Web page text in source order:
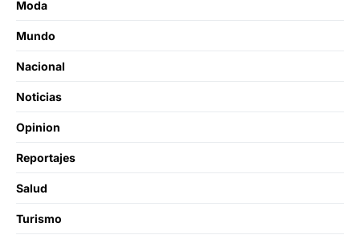
Moda
Mundo
Nacional
Noticias
Opinion
Reportajes
Salud
Turismo